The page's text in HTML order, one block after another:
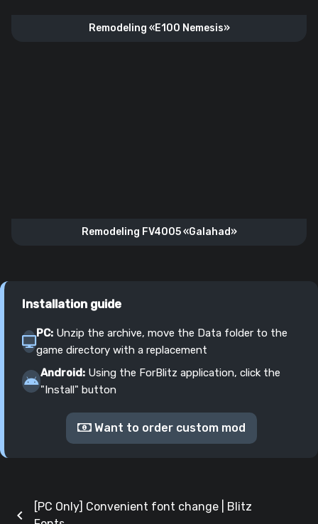
Remodeling «E100 Nemesis»
Remodeling FV4005 «Galahad»
Installation guide
PC: Unzip the archive, move the Data folder to the
game directory with a replacement
Android: Using the ForBlitz application, click the
"Install" button
Want to order custom mod
chevron_left
[PC Only] Convenient font change | Blitz